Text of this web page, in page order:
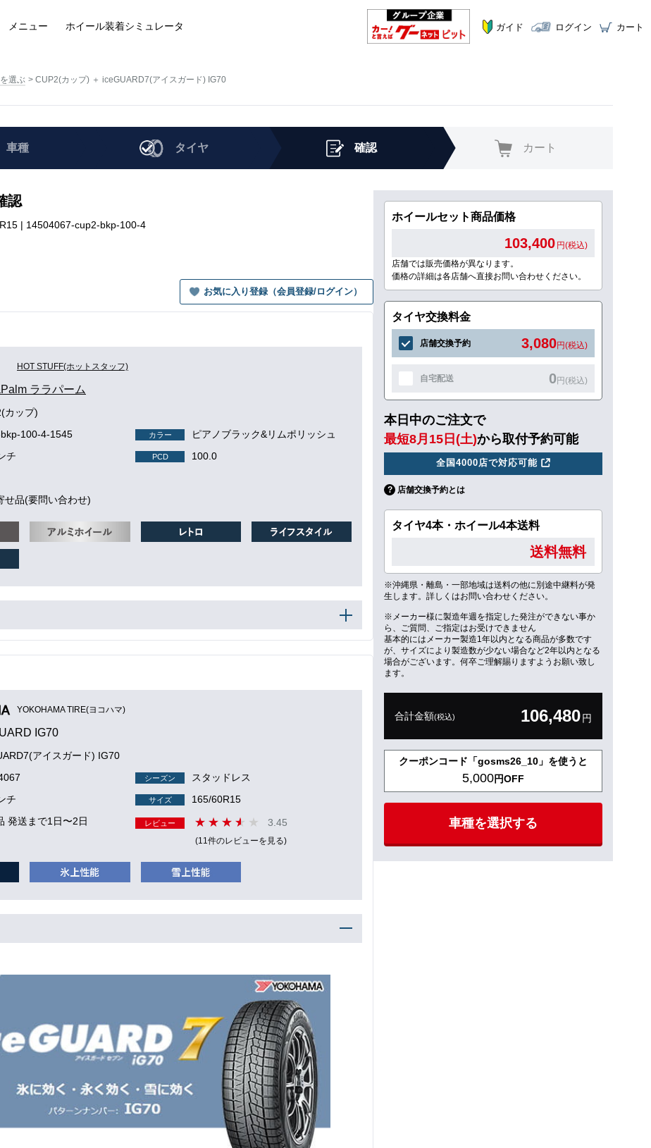
メニュー ホイール装着シミュレータ ガイド ログイン カート
選ぶ CUP2(カップ) ＋ iceGUARD7(アイスガード) IG70
車種 タイヤ 確認 カート
認
| 14504067-cup2-bkp-100-4
お気に入り登録（会員登録/ログイン）
HOT STUFF(ホットスタッフ)
ララパーム
カップ)
100-4-1545 カラー ピアノブラック&リムポリッシュ
チ PCD 100.0
せ品(要問い合わせ)
YOKOHAMA TIRE(ヨコハマ)
IG70
アイスガード) IG70
シーズン スタッドレス
チ サイズ 165/60R15
発送まで1日〜2日 レビュー 3.45
(11件のレビューを見る)
ホイールセット商品価格
103,400 円(税込)
店舗では販売価格が異なります。
価格の詳細は各店舗へ直接お問い合わせください。
タイヤ交換料金
店舗交換予約 3,080円(税込)
自宅配送 0円(税込)
本日中のご注文で
最短8月15日(土)から取付予約可能
全国4000店で対応可能
店舗交換予約とは
タイヤ4本・ホイール4本送料
送料無料
※沖縄県・離島・一部地域は送料の他に別途中継料が発
生します。詳しくはお問い合わせください。
※メーカー様に製造年週を指定した発注ができない事か
ら、ご質問、ご指定はお受けできません
基本的にはメーカー製造1年以内となる商品が多数です
が、サイズにより製造数が少ない場合など2年以内となる
場合がございます。何卒ご理解賜りますようお願い致し
ます。
合計金額(税込) 106,480円
クーポンコード「gosms26_10」を使うと
5,000円OFF
車種を選択する